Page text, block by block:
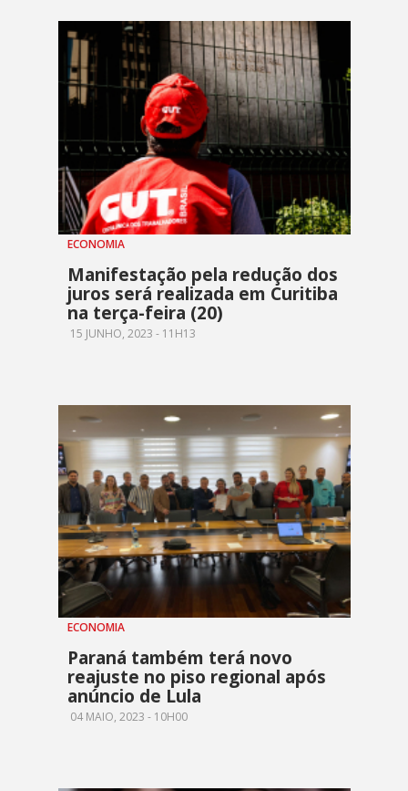
ECONOMIA
Manifestação pela redução dos
juros será realizada em Curitiba
na terça-feira (20)
15 JUNHO, 2023 - 11H13
ECONOMIA
Paraná também terá novo
reajuste no piso regional após
anúncio de Lula
04 MAIO, 2023 - 10H00